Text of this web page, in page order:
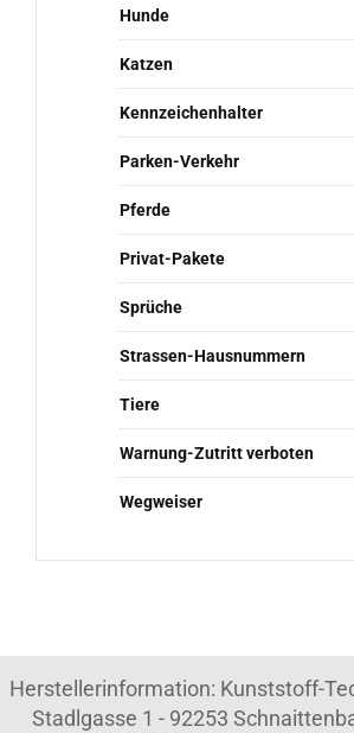
Hunde
Katzen
Kennzeichenhalter
Parken-Verkehr
Pferde
Privat-Pakete
Sprüche
Strassen-Hausnummern
Tiere
Warnung-Zutritt verboten
Wegweiser
Herstellerinformation: Kunststoff-
Stadlgasse 1 - 92253